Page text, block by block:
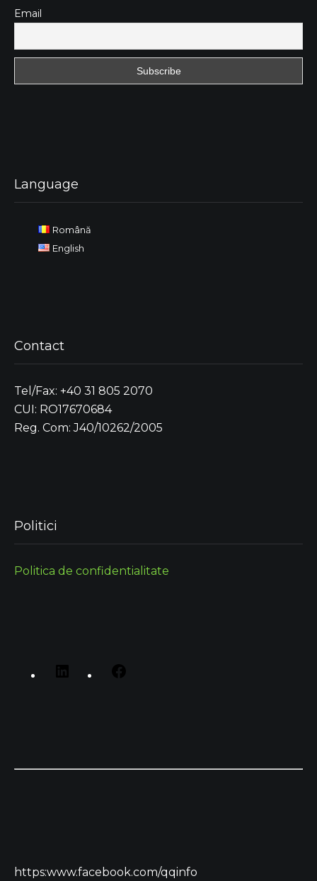
Email
Language
Română
English
Contact
Tel/Fax: +40 31 805 2070
CUI: RO17670684
Reg. Com: J40/10262/2005
Politici
Politica de confidentialitate
https:www.facebook.com/qqinfo